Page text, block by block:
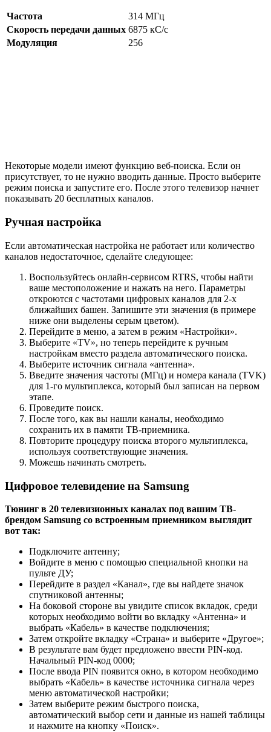
Частота
314 МГц
Скорость передачи данных 6875 кС/с
Модуляция
256
Некоторые модели имеют функцию веб-поиска. Если он
присутствует, то не нужно вводить данные. Просто выберите
режим поиска и запустите его. После этого телевизор начнет
показывать 20 бесплатных каналов.
Ручная настройка
Если автоматическая настройка не работает или количество
каналов недостаточное, сделайте следующее:
Воспользуйтесь онлайн-сервисом RTRS, чтобы найти
ваше местоположение и нажать на него. Параметры
откроются с частотами цифровых каналов для 2-х
ближайших башен. Запишите эти значения (в примере
ниже они выделены серым цветом).
Перейдите в меню, а затем в режим «Настройки».
Выберите «TV», но теперь перейдите к ручным
настройкам вместо раздела автоматического поиска.
Выберите источник сигнала «антенна».
Введите значения частоты (МГц) и номера канала (TVK)
для 1-го мультиплекса, который был записан на первом
этапе.
Проведите поиск.
После того, как вы нашли каналы, необходимо
сохранить их в памяти ТВ-приемника.
Повторите процедуру поиска второго мультиплекса,
используя соответствующие значения.
Можешь начинать смотреть.
Цифровое телевидение на Samsung
Тюнинг в 20 телевизионных каналах под вашим ТВ-
брендом Samsung со встроенным приемником выглядит
вот так:
Подключите антенну;
Войдите в меню с помощью специальной кнопки на
пульте ДУ;
Перейдите в раздел «Канал», где вы найдете значок
спутниковой антенны;
На боковой стороне вы увидите список вкладок, среди
которых необходимо войти во вкладку «Антенна» и
выбрать «Кабель» в качестве подключения;
Затем откройте вкладку «Страна» и выберите «Другое»;
В результате вам будет предложено ввести PIN-код.
Начальный PIN-код 0000;
После ввода PIN появится окно, в котором необходимо
выбрать «Кабель» в качестве источника сигнала через
меню автоматической настройки;
Затем выберите режим быстрого поиска,
автоматический выбор сети и данные из нашей таблицы
и нажмите на кнопку «Поиск».